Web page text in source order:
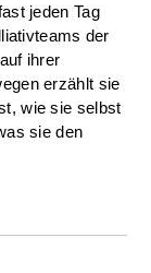
jeden Tag
der
ihrer
erzählt sie
wie sie selbst
sie den